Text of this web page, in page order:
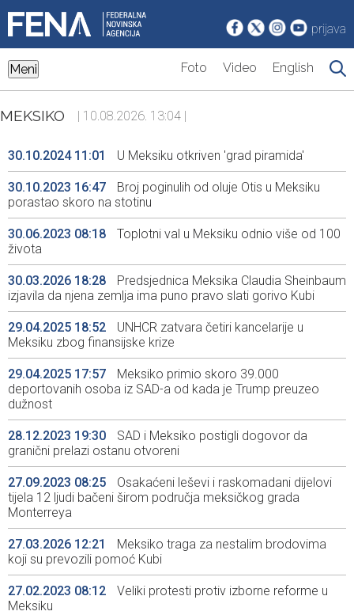
prijava
Meni Foto Video English
MEKSIKO | 10.08.2026. 13:04 |
30.10.2024 11:01 U Meksiku otkriven 'grad piramida'
30.10.2023 16:47
Broj poginulih od oluje Otis u Meksiku
porastao skoro na stotinu
30.06.2023 08:18
Toplotni val u Meksiku odnio više od 100
života
30.03.2026 18:28
Predsjednica Meksika Claudia Sheinbaum
izjavila da njena zemlja ima puno pravo slati gorivo Kubi
29.04.2025 18:52
UNHCR zatvara četiri kancelarije u
Meksiku zbog finansijske krize
29.04.2025 17:57
Meksiko primio skoro 39.000
deportovanih osoba iz SAD-a od kada je Trump preuzeo
dužnost
28.12.2023 19:30
SAD i Meksiko postigli dogovor da
granični prelazi ostanu otvoreni
27.09.2023 08:25
Osakaćeni leševi i raskomadani dijelovi
tijela 12 ljudi bačeni širom područja meksičkog grada
Monterreya
27.03.2026 12:21
Meksiko traga za nestalim brodovima
koji su prevozili pomoć Kubi
27.02.2023 08:12
Veliki protesti protiv izborne reforme u
Meksiku